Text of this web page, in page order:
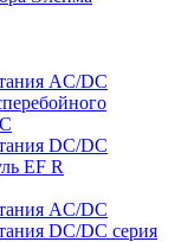
AC/DC
DC/DC
EF R
AC/DC
DC/DC серия